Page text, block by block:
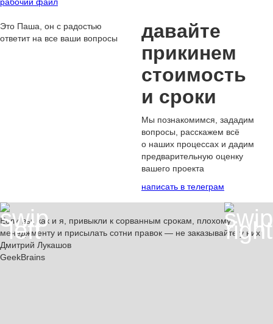
Это Паша, он с радостью
ответит на все ваши вопросы
давайте
прикинем
стоимость
и сроки
Мы познакомимся, зададим
вопросы, расскажем всё
о наших процессах и дадим
предварительную оценку
вашего проекта
написать в телеграм
Если вы, как и я, привыкли к сорванным срокам, плохому
менеджменту и присылать сотни правок — не заказывайте у них
Дмитрий Лукашов
GeekBrains